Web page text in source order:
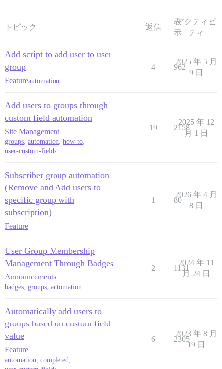
トピック 返信
表
示
アクティビ
ティ
Add script to add user to user
group
Featureautomation
4 962
2025 年 5 月
9 日
Add users to groups through
custom field automation
Site Management
groups, automation, how-to,
user-custom-fields
19 2158
2025 年 12
月 1 日
Subscriber group automation
(Remove and Add users to
specific group with
subscription)
Feature
1 80
2026 年 4 月
8 日
User Group Membership
Management Through Badges
Announcements
badges, groups, automation
2 1131
2024 年 11
月 24 日
Automatically add users to
groups based on custom field
value
Feature
automation, completed,
6 2305
2023 年 8 月
19 日